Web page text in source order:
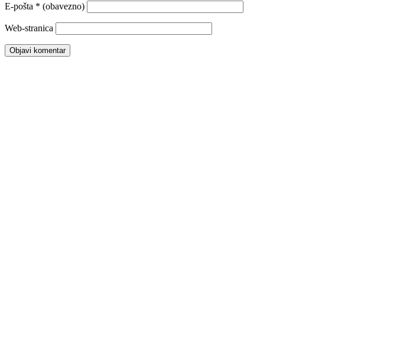
E-pošta * (obavezno)
Web-stranica